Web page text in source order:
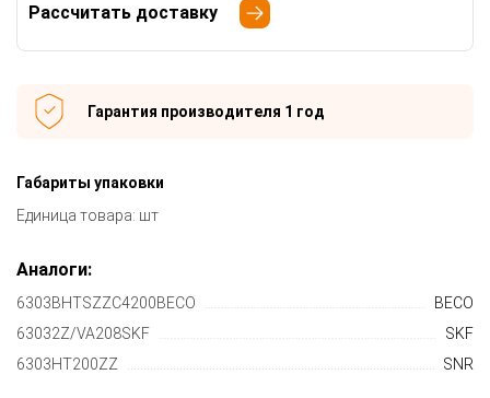
Рассчитать доставку
Гарантия производителя 1 год
Габариты упаковки
Единица товара: шт
Аналоги:
6303BHTSZZC4200BECO
BECO
63032Z/VA208SKF
SKF
6303HT200ZZ
SNR